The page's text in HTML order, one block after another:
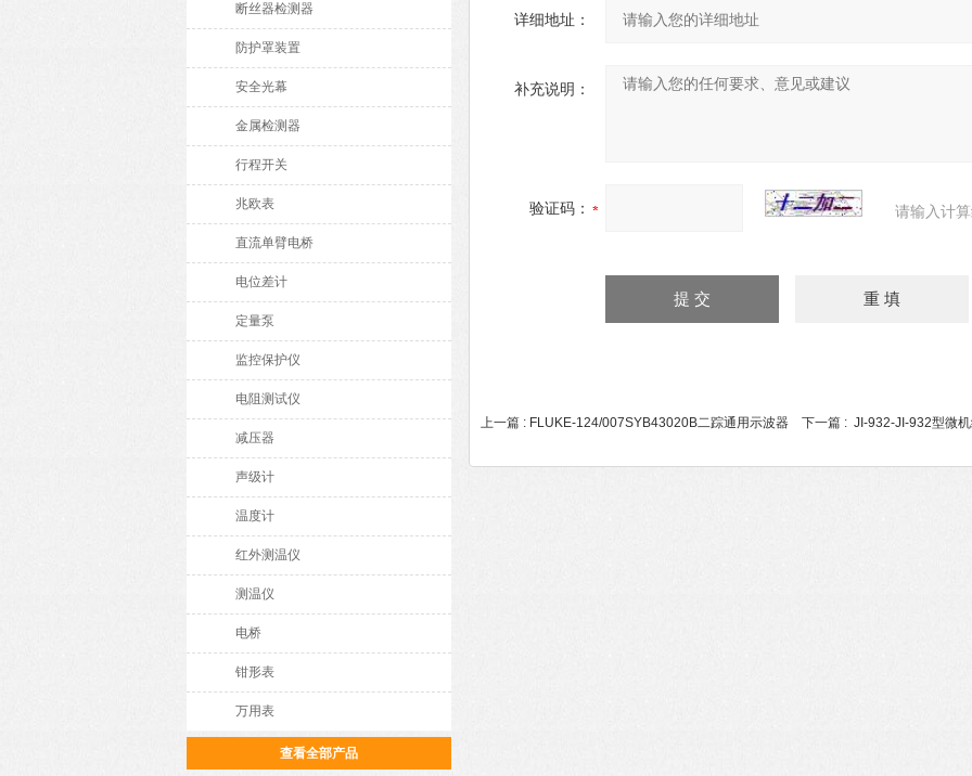
断丝器检测器
防护罩装置
安全光幕
金属检测器
行程开关
兆欧表
直流单臂电桥
电位差计
定量泵
监控保护仪
电阻测试仪
减压器
声级计
温度计
红外测温仪
测温仪
电桥
钳形表
万用表
查看全部产品
详细地址：
补充说明：
验证码： 请输入计
上一篇 : FLUKE-124/007SYB43020B二踪通用示波器 下一篇 : JI-932-JI-932型微